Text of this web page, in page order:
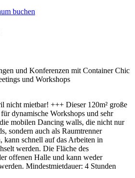
buchen
nicht mietbar! +++ Dieser 120m² große
dynamische Workshops und sehr
mobilen Dancing walls, die nicht nur
sondern auch als Raumtrenner
kann schnell auf das Arbeiten in
werden. Die Fläche des
offenen Halle und kann weder
Mindestmietdauer: 4 Stunden